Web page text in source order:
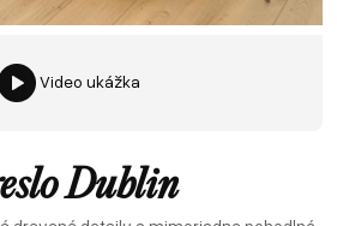
Video ukážka
Dublin